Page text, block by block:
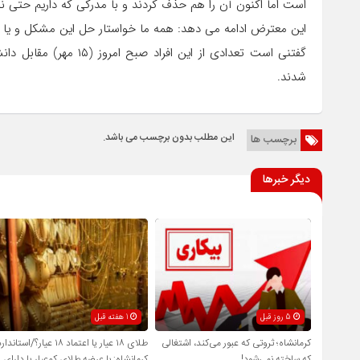
است اما اکنون آن را هم حذف کردند و با مدرکی که داریم حتی
این معترض ادامه می دهد: همه ما خواستار حل این مشکل و
گفتنی است تعدادی از
شدند.
برچسب ها این مطلب بدون برچسب می باشد.
دیگر خبرها
کرمانشاه؛ ثروتی که عبور می‌کند، اشتغالی
1 هفته قبل
طلای ۱۸ عیار یا اعتماد ۱۸ عیار؟/